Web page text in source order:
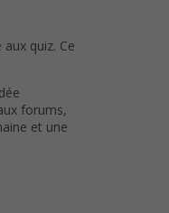
quiz. Ce
forums,
et une